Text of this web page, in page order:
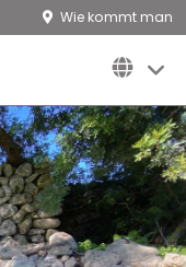
Wie kommt man